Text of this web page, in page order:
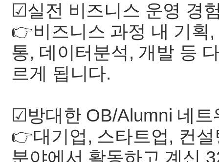
☑실전 비즈니스 운영 경
👉비즈니스 과정 내 기획
통, 데이터분석, 개발 등
르게 됩니다.
☑방대한 OB/Alumni 네트
👉대기업, 스타트업, 컨
분야에서 활동하고 계신